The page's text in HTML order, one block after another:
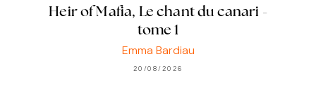
Heir of Mafia, Le chant du canari -
tome 1
Emma Bardiau
20/08/2026